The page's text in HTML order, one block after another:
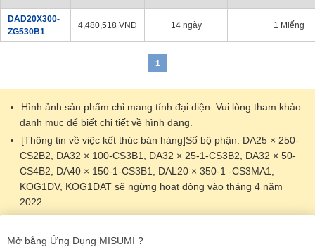
・ Tương thích với các thiết bị khí nén và dây chuyền sản xuất
trong mọi ngành nghề
DAD20X300-
ZG530B1
4,480,518 VND 14 ngày 1 Miếng
1
Hình ảnh sản phẩm chỉ mang tính đại diện. Vui lòng tham khảo
danh mục để biết chi tiết về hình dạng.
[Thông tin về việc kết thúc bán hàng]Số bộ phận: DA25 × 250-
CS2B2, DA32 × 100-CS3B1, DA32 × 25-1-CS3B2, DA32 × 50-
CS4B2, DA40 × 150-1-CS3B1, DAL20 × 350-1 -CS3MA1,
KOG1DV, KOG1DAT sẽ ngừng hoạt động vào tháng 4 năm
2022.
Sản phẩm giống nhau
Mở bằng Ứng Dụng MISUMI ?